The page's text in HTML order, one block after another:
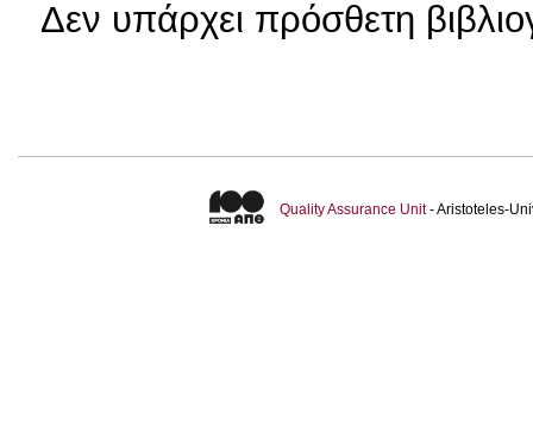
Δεν υπάρχει πρόσθετη
Quality Assurance Unit- Aristoteles-